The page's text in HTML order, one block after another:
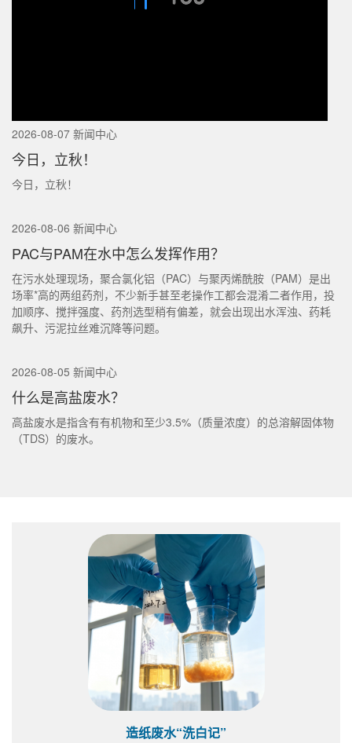
2026-08-07 新闻中心
今日，立秋！
今日，立秋！
2026-08-06 新闻中心
PAC与PAM在水中怎么发挥作用？
在污水处理现场，聚合氯化铝（PAC）与聚丙烯酰胺（PAM）是出
场率*高的两组药剂，不少新手甚至老操作工都会混淆二者作用，投
加顺序、搅拌强度、药剂选型稍有偏差，就会出现出水浑浊、药耗
飙升、污泥拉丝难沉降等问题。
2026-08-05 新闻中心
什么是高盐废水？
高盐废水是指含有有机物和至少3.5%（质量浓度）的总溶解固体物
（TDS）的废水。
造纸废水“洗白记”